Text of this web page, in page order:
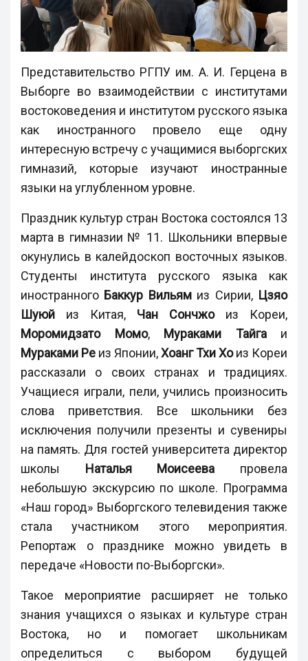
Представительство РГПУ им. А. И. Герцена в
Выборге во взаимодействии с институтами
востоковедения и институтом русского языка
как иностранного провело еще одну
интересную встречу с учащимися выборгских
гимназий, которые изучают иностранные
языки на углубленном уровне.
Праздник культур стран Востока состоялся 13
марта в гимназии № 11. Школьники впервые
окунулись в калейдоскоп восточных языков.
Студенты института русского языка как
иностранного Баккур Вильямиз Сирии, Цзяо
Шуюй из Китая, Чан Сончжоиз Кореи,
Моромидзато Момо, Мураками Тайгаи
Мураками Ре из Японии,Хоанг Тхи Хоиз Кореи
рассказали о своих странах и традициях.
Учащиеся играли, пели, учились произносить
слова приветствия. Все школьники без
исключения получили презенты и сувениры
на память. Для гостей университета директор
школы Наталья Моисеева провела
небольшую экскурсию по школе. Программа
«Наш город» Выборгского телевидения также
стала участником этого мероприятия.
Репортаж о празднике можно увидеть в
передаче «Новости по-Выборгски».
Такое мероприятие расширяет не только
знания учащихся о языках и культуре стран
Востока, но и помогает школьникам
определиться с выбором будущей